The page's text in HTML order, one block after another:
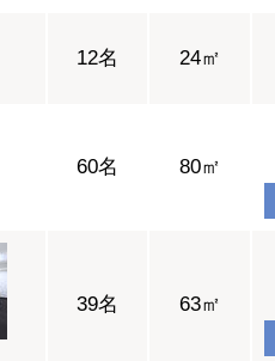
12名 24㎡
60名 80㎡
39名 63㎡